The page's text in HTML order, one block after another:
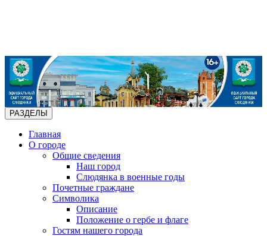
РАЗДЕЛЫ
Главная
О городе
Общие сведения
Наш город
Слюдянка в военные годы
Почетные граждане
Символика
Описание
Положение о гербе и флаге
Гостям нашего города